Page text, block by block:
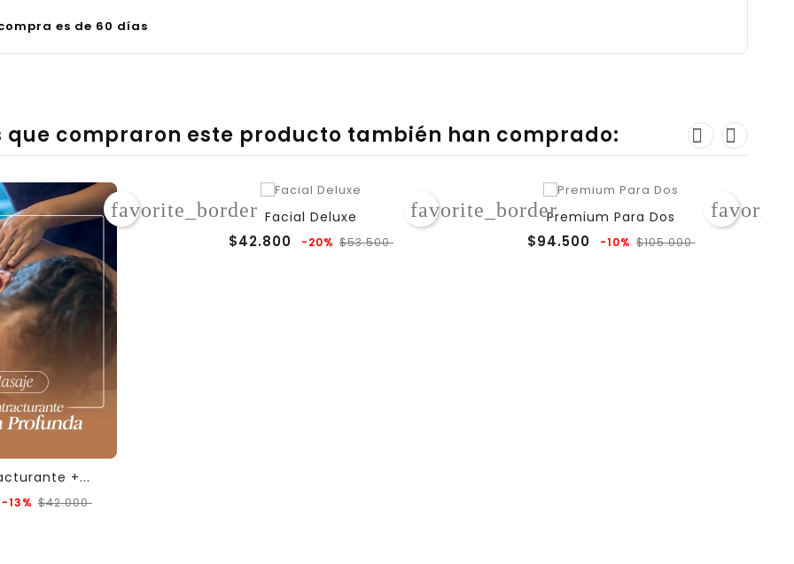
es de 60 días
que compraron este producto también han comprado:
+...
Precio
-13% $42.000Precio
favorite_border Facial Deluxe
$42.800
Precio
-20% $53.500Precio
favorite_borderPremium Para Dos
$94.500
Precio
-10% $105.000Precio